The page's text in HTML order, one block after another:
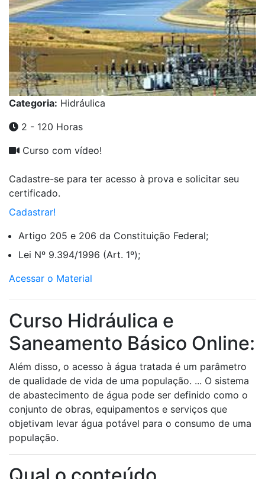
Categoria: Hidráulica
2 - 120 Horas
Curso com vídeo!
Cadastre-se para ter acesso à prova e solicitar seu
certificado.
Cadastrar!
Artigo 205 e 206 da Constituição Federal;
Lei Nº 9.394/1996 (Art. 1º);
Acessar o Material
Curso Hidráulica e
Saneamento Básico Online:
Além disso, o acesso à água tratada é um parâmetro
de qualidade de vida de uma população. ... O sistema
de abastecimento de água pode ser definido como o
conjunto de obras, equipamentos e serviços que
objetivam levar água potável para o consumo de uma
população.